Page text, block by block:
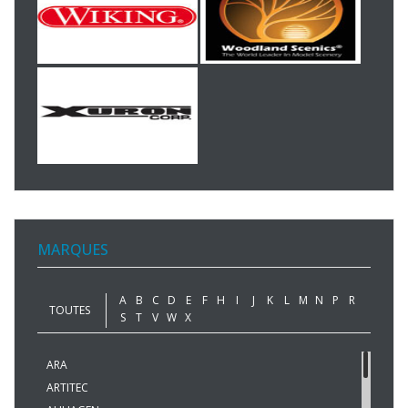
MARQUES
TOUTES
A B C D E F H I J K L M N P
R
S
T V W X
ARA
ARTITEC